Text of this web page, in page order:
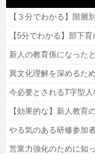
【３分でわかる】階層
【5分でわかる】部下
新人の教育係になった
異文化理解を深めるた
今必要とされるT字型
【効果的な】新人教育
やる気のある研修参加
営業力強化のために知